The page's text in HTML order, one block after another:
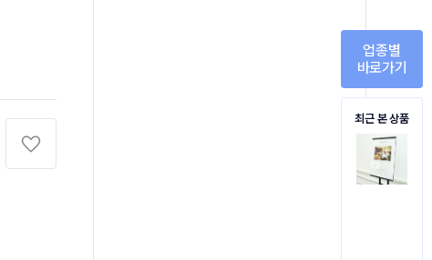
업종별
바로가기
최근 본 상품